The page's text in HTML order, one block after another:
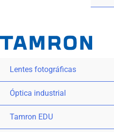
Lentes fotográficas
Óptica industrial
Tamron EDU